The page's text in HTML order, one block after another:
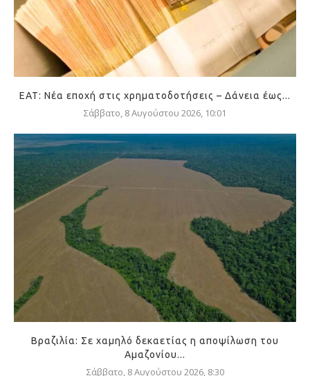
ΕΑΤ: Νέα εποχή στις χρηματοδοτήσεις – Δάνεια έως...
Σάββατο, 8 Αυγούστου 2026, 10:01
Βραζιλία: Σε χαμηλό δεκαετίας η αποψίλωση του
Αμαζονίου...
Σάββατο, 8 Αυγούστου 2026, 8:30